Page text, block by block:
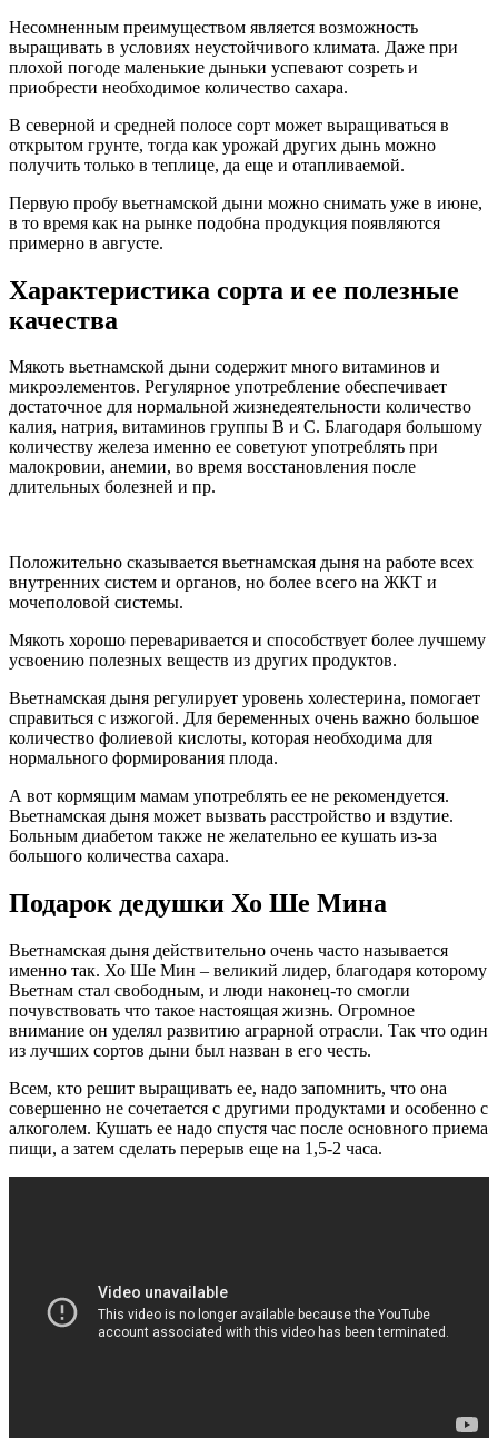
Несомненным преимуществом является возможность
выращивать в условиях неустойчивого климата. Даже при
плохой погоде маленькие дыньки успевают созреть и
приобрести необходимое количество сахара.
В северной и средней полосе сорт может выращиваться в
открытом грунте, тогда как урожай других дынь можно
получить только в теплице, да еще и отапливаемой.
Первую пробу вьетнамской дыни можно снимать уже в июне,
в то время как на рынке подобна продукция появляются
примерно в августе.
Характеристика сорта и ее полезные
качества
Мякоть вьетнамской дыни содержит много витаминов и
микроэлементов. Регулярное употребление обеспечивает
достаточное для нормальной жизнедеятельности количество
калия, натрия, витаминов группы В и С. Благодаря большому
количеству железа именно ее советуют употреблять при
малокровии, анемии, во время восстановления после
длительных болезней и пр.
Положительно сказывается вьетнамская дыня на работе всех
внутренних систем и органов, но более всего на ЖКТ и
мочеполовой системы.
Мякоть хорошо переваривается и способствует более лучшему
усвоению полезных веществ из других продуктов.
Вьетнамская дыня регулирует уровень холестерина, помогает
справиться с изжогой. Для беременных очень важно большое
количество фолиевой кислоты, которая необходима для
нормального формирования плода.
А вот кормящим мамам употреблять ее не рекомендуется.
Вьетнамская дыня может вызвать расстройство и вздутие.
Больным диабетом также не желательно ее кушать из-за
большого количества сахара.
Подарок дедушки Хо Ше Мина
Вьетнамская дыня действительно очень часто называется
именно так. Хо Ше Мин – великий лидер, благодаря которому
Вьетнам стал свободным, и люди наконец-то смогли
почувствовать что такое настоящая жизнь. Огромное
внимание он уделял развитию аграрной отрасли. Так что один
из лучших сортов дыни был назван в его честь.
Всем, кто решит выращивать ее, надо запомнить, что она
совершенно не сочетается с другими продуктами и особенно с
алкоголем. Кушать ее надо спустя час после основного приема
пищи, а затем сделать перерыв еще на 1,5-2 часа.